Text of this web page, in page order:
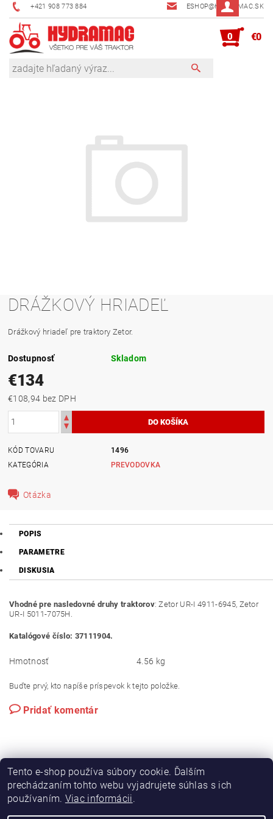
+421 908 773 884 ESHOP@HYDRAMAC.SK
0 €0
DRÁŽKOVÝ HRIADEĽ
Drážkový hriadeľ pre traktory Zetor.
Dostupnosť Skladom
€134
€108,94 bez DPH
KÓD TOVARU
1496
KATEGÓRIA
PREVODOVKA
Otázka
POPIS
PARAMETRE
DISKUSIA
Vhodné pre nasledovné druhy traktorov: Zetor UR-I 4911-6945, Zetor
UR-I 5011-7075H.
Katalógové číslo: 37111904.
Hmotnosť 4.56 kg
Buďte prvý, kto napíše príspevok k tejto položke.
Pridať komentár
Výroba hydraulických hadíc
Tento e-shop používa súbory cookie. Ďalším
prechádzaním tohto webu vyjadrujete súhlas s ich
používaním. Viac informácii.